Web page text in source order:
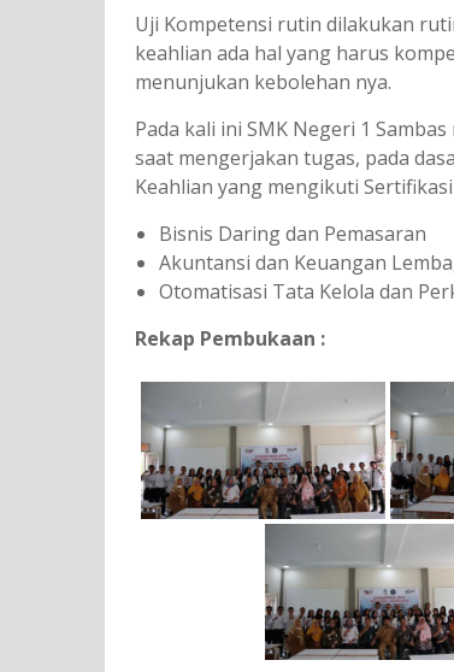
Uji Kompetensi rutin dilakukan
keahlian ada hal yang harus
menunjukan kebolehan nya.
Pada kali ini SMK Negeri 1
saat mengerjakan tugas, pada
Keahlian yang mengikuti Sertifikasi
Bisnis Daring dan Pemasaran
Akuntansi dan Keuangan
Otomatisasi Tata Kelola dan
Rekap Pembukaan :